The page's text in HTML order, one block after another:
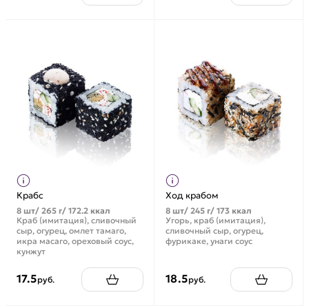
Крабс
8 шт/ 265 г/ 172.2 ккал
Краб (имитация), сливочный
сыр, огурец, омлет тамаго,
икра масаго, ореховый соус,
кунжут
17.5руб.
Ход крабом
8 шт/ 245 г/ 173 ккал
Угорь, краб (имитация),
сливочный сыр, огурец,
фурикаке, унаги соус
18.5руб.